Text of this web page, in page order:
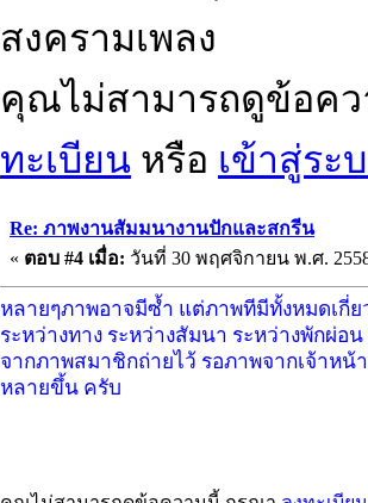
สงครามเพลง
คุณไม่สามารถดูข้อค
ทะเบียน หรือ เข้าสู่ระ
Re: ภาพงานสัมมนางานปักและสกรีน
« ตอบ #4 เมื่อ: วันที่ 30 พฤศจิกายน พ.ศ.
หลายๆภาพอาจมีซ้ำ แต่ภาพทีมีทั้งหมดเกี่
ระหว่างทาง ระหว่างสัมนา ระหว่างพักผ่อ
จากภาพสมาชิกถ่ายไว้ รอภาพจากเจ้าห
หลายขึ้น ครับ